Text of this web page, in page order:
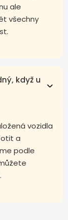
ale
všechny
když u
vozidla
a
podle